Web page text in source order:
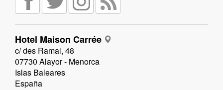
Hotel Maison Carrée
c/ des Ramal, 48
07730 Alayor - Menorca
Islas Baleares
España